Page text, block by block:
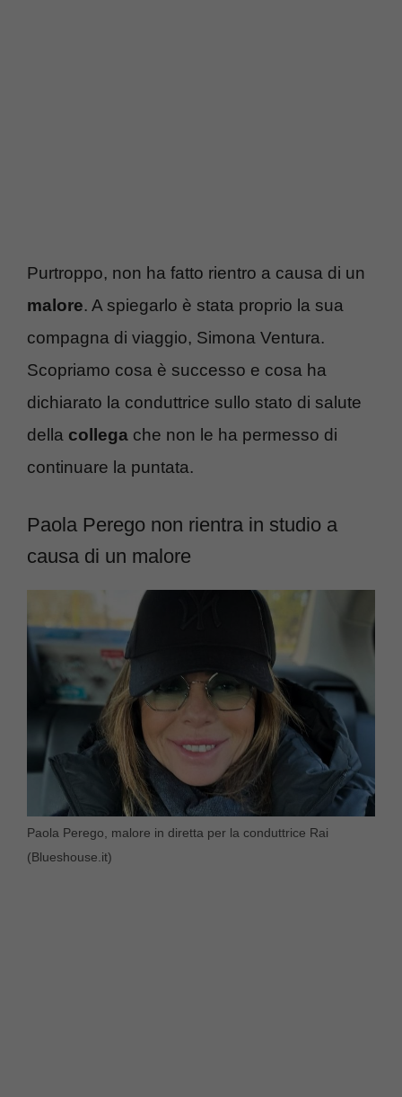
Purtroppo, non ha fatto rientro a causa di un
malore. A spiegarlo è stata proprio la sua
compagna di viaggio, Simona Ventura.
Scopriamo cosa è successo e cosa ha
dichiarato la conduttrice sullo stato di salute
della collega che non le ha permesso di
continuare la puntata.
Paola Perego non rientra in studio a
causa di un malore
Paola Perego, malore in diretta per la conduttrice Rai
(Blueshouse.it)